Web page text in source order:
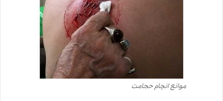
موانع انچام حجامت